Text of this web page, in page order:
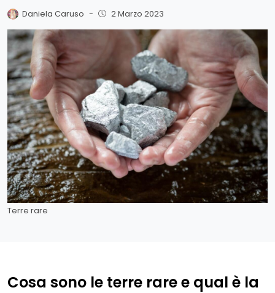
Daniela Caruso - 2 Marzo 2023
Terre rare
Cosa sono le terre rare e qual è la